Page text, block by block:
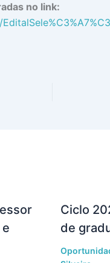
no link:
Ciclo
de